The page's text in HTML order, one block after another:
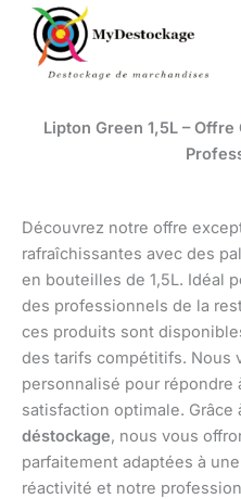
Aller
contenu
Lipton Green 1,5L –
Découvrez notre offre
rafraîchissantes avec des
en bouteilles de 1,5L. Idéal
des professionnels de la
ces produits sont
des tarifs compétitifs. Nous
personnalisé pour répondre
satisfaction optimale.
déstockage, nous vous
parfaitement adaptées à
réactivité et notre